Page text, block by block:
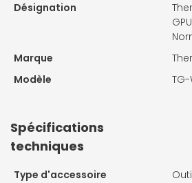
Désignation
Marque
Modèle
TG-
Spécifications
techniques
Type d'accessoire